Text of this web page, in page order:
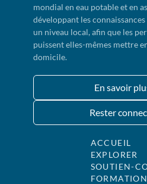
mondial en eau potable et en
développant les
un niveau local, afin que les
puissent elles-mêmes mettre
domicile.
En savoir
Rester
ACCUEIL
EXPLORER
SOUTIEN-